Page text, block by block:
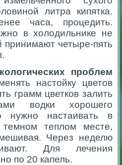
литра кипятка.
часа, процедить.
в холодильнике не
принимают четыре-пять
проблем
настойку цветов
грамм цветков залить
водки хорошего
нужно настаивать в
теплом месте,
Через неделю
Для лечения
по 20 капель.